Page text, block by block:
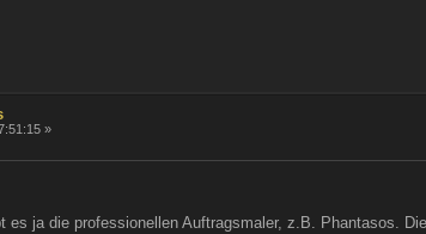
»
es ja die professionellen Auftragsmaler, z.B. Phantasos.